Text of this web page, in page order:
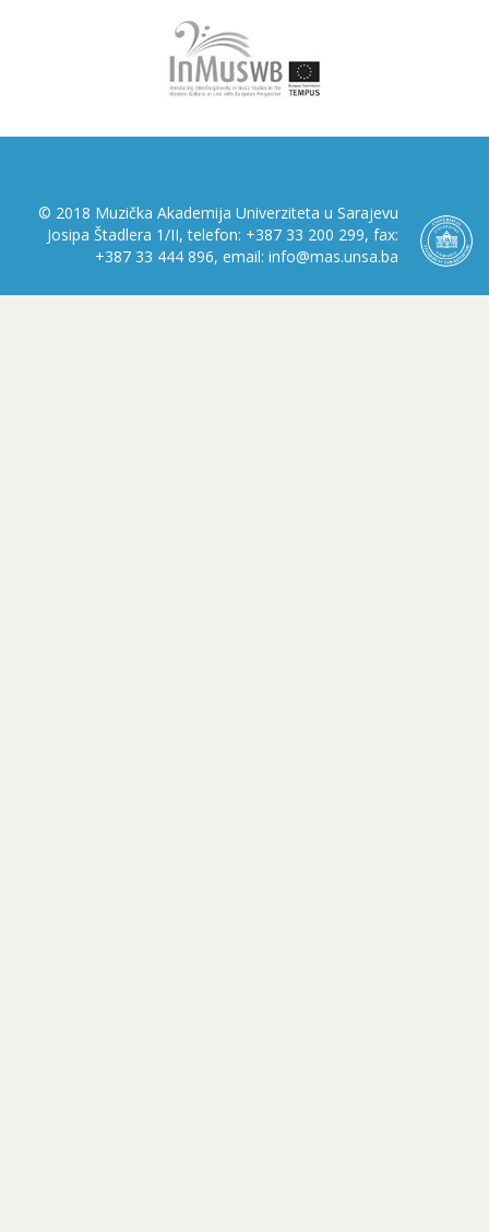
© 2018 Muzička Akademija Univerziteta u Sarajevu
Josipa Štadlera 1/II, telefon: +387 33 200 299, fax:
+387 33 444 896, email: info@mas.unsa.ba